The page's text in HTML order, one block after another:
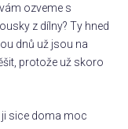
ozveme s
z dílny? Ty hned
dnů už jsou na
protože už skoro
ji sice doma moc